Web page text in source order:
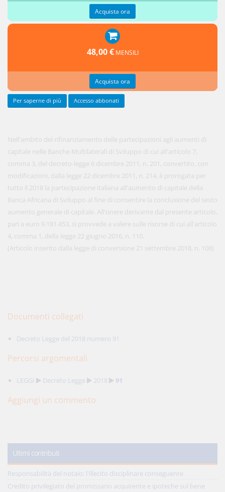
Nell'ambito del rifinanziamento delle partecipazioni agli aumenti di
capitale nelle Banche Multilaterali di Sviluppo di cui all'articolo 7,
comma 3, del decreto-legge 6 dicembre 2011, n. 201, convertito, con
modificazioni, dalla legge 22 dicembre 2011, n. 214, è prorogata per
tutto il 2018 la partecipazione italiana all'aumento di capitale della
Banca Africana di Sviluppo al fine di consentire la conclusione del sesto
aumento generale di capitale. All'onere derivante dal presente articolo,
pari a euro 9.181.453, si provvede a valere sulle risorse di cui all'articolo
4, comma 1, della legge 22 giugno 2016, n. 110.
(Articolo inserito dalla legge di conversione 21 settembre 2018, n. 108)
Documenti collegati
Decreto Legge del 2018 numero 91
Percorsi argomentali
LEGGI Decreto Legge 2018 91
Aggiungi un commento
Ultimi contributi
Responsabilità del notaio: l'illecito disciplinare conseguente
Credito privilegiato del promissario acquirente e ipoteche sul bene
Acquista ora
48,00 € MENSILI
Acquista ora
Per saperne di più Accesso abbonati